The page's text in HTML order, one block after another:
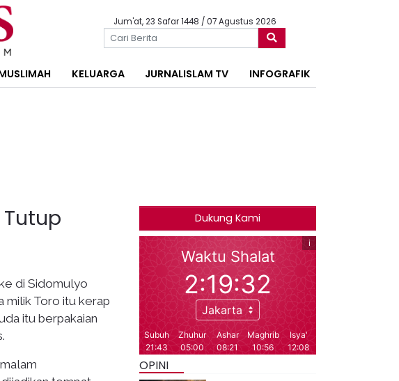
Jum'at, 23 Safar 1448 / 07 Agustus 2026
KELUARGA JURNALISLAM TV INFOGRAFIK
di Sidomulyo
milik Toro itu kerap
itu berpakaian
Dukung Kami
OPINI